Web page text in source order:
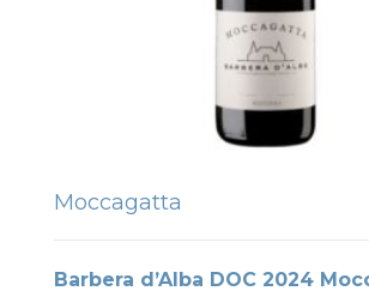
Moccagatta
Barbera d’Alba DOC 2024